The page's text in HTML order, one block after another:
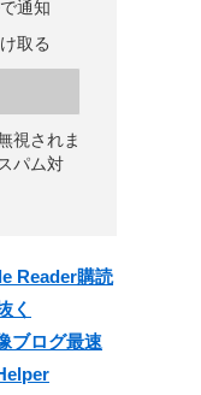
通知
取る
視されま
パム対
Reader購読
く
ブログ最速